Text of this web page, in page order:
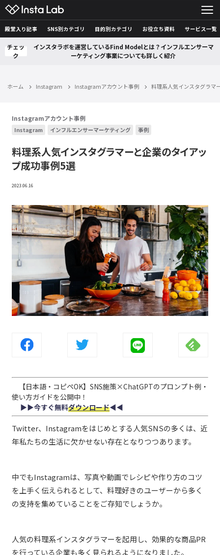
殿堂入り記事 SNS別カテゴリ 目的別カテゴリ お役立ち資料 サービス一覧
チェッ
ク
インスタラボを運営しているFind Modelとは？インフルエンサーマ
ーケティング事業についても詳しく紹介
ホーム Instagram Instagramアカウント事例 料理系人気インスタグラマ
Instagramアカウント事例
Instagram インフルエンサーマーケティング 事例
料理系人気インスタグラマーと企業のタイアッ
プ成功事例5選
2023.06.16
【日本語・コピペOK】SNS施策×ChatGPTのプロンプト例・
使い方ガイドを公開中！
▶︎▶︎今すぐ無料ダウンロード◀︎◀︎
Twitter、 Instagramをはじめとする人気SNSの多くは、近
年私たちの生活に欠かせない存在となりつつあります。
中でもInstagramは、写真や動画でレシピや作り方のコツ
を上手く伝えられるとして、料理好きのユーザーから多く
の支持を集めていることをご存知でしょうか。
人気の料理系インスタグラマーを起用し、効果的な商品PR
を行っている企業も多く見られるようになりました。